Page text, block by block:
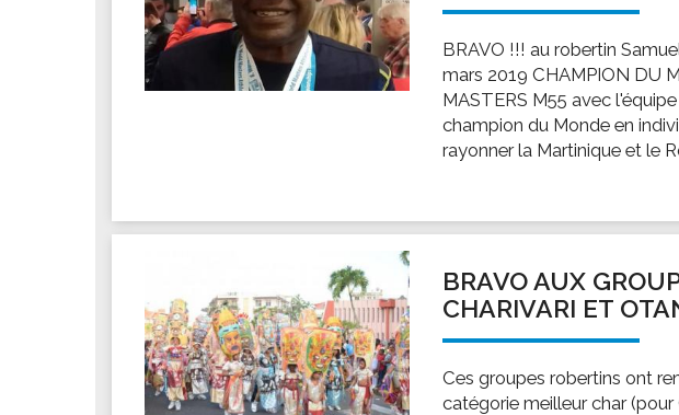
Infos sargasse
Toilettes publiques
Stationnement
BRAVO !!! au robertin
mars 2019 CHAMPION DU
MASTERS M55 avec
champion du Monde en
rayonner la Martinique et le
BRAVO AUX
CHARIVARI ET
Ces groupes robertins ont
catégorie meilleur char